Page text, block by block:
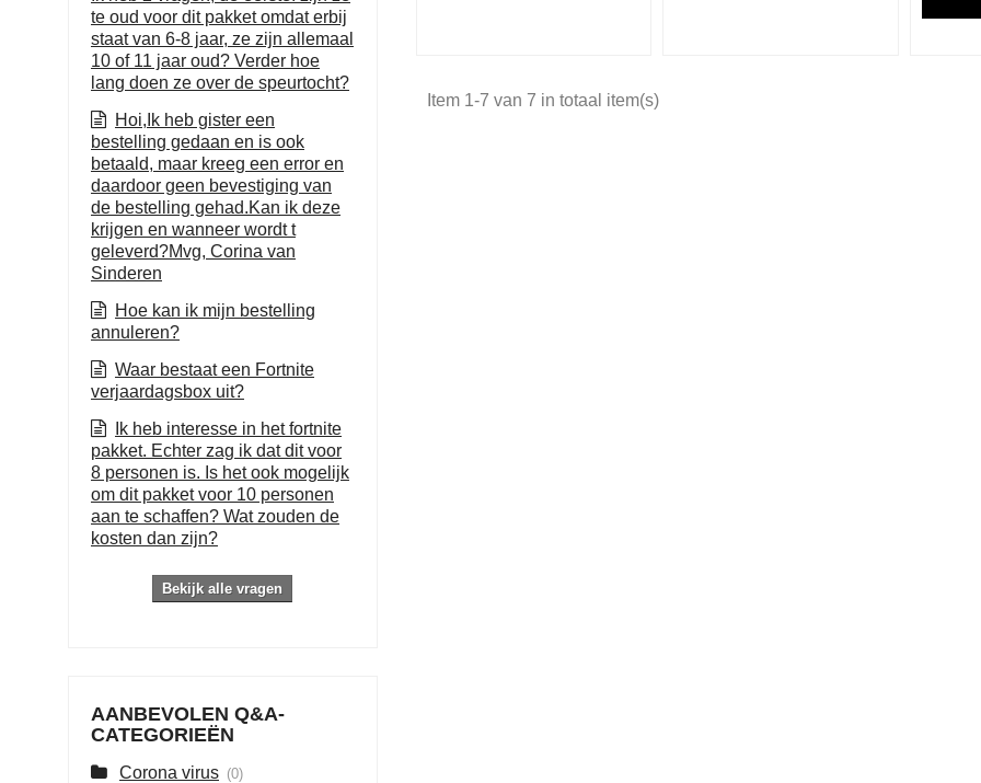
te oud voor dit pakket omdat erbij
staat van 6-8 jaar, ze zijn allemaal
10 of 11 jaar oud? Verder hoe
lang doen ze over de speurtocht?
Hoi,Ik heb gister een
bestelling gedaan en is ook
betaald, maar kreeg een error en
daardoor geen bevestiging van
de bestelling gehad.Kan ik deze
krijgen en wanneer wordt t
geleverd?Mvg, Corina van
Sinderen
Hoe kan ik mijn bestelling
annuleren?
Waar bestaat een Fortnite
verjaardagsbox uit?
Ik heb interesse in het fortnite
pakket. Echter zag ik dat dit voor
8 personen is. Is het ook mogelijk
om dit pakket voor 10 personen
aan te schaffen? Wat zouden de
kosten dan zijn?
Bekijk alle vragen
AANBEVOLEN Q&A-
CATEGORIEËN
Corona virus (0)
Item 1-7 van 7 in totaal item(s)